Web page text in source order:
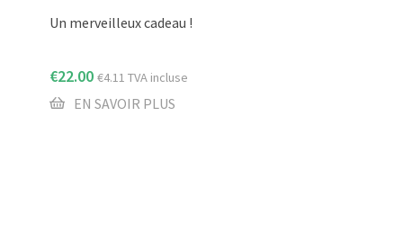
Un merveilleux cadeau !
€22.00 €4.11 TVA incluse
EN SAVOIR PLUS